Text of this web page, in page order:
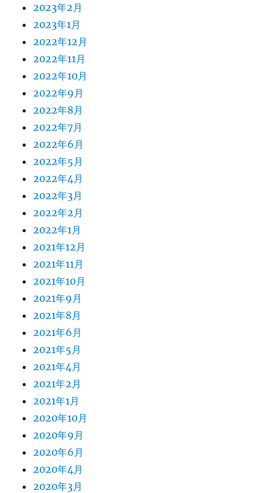
2023年2月
2023年1月
2022年12月
2022年11月
2022年10月
2022年9月
2022年8月
2022年7月
2022年6月
2022年5月
2022年4月
2022年3月
2022年2月
2022年1月
2021年12月
2021年11月
2021年10月
2021年9月
2021年8月
2021年6月
2021年5月
2021年4月
2021年2月
2021年1月
2020年10月
2020年9月
2020年6月
2020年4月
2020年3月